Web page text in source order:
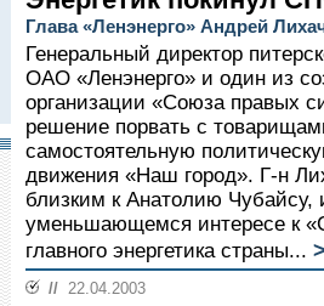
Глава «Ленэнерго» Андрей
Генеральный директор
ОАО «Ленэнерго» и один из
организации «Союза правых
решение порвать с
самостоятельную
движения «Наш город». Г-н
близким к Анатолию Чубайсу,
уменьшающемся интересе к
главного энергетика страны...
// 22.04.2003